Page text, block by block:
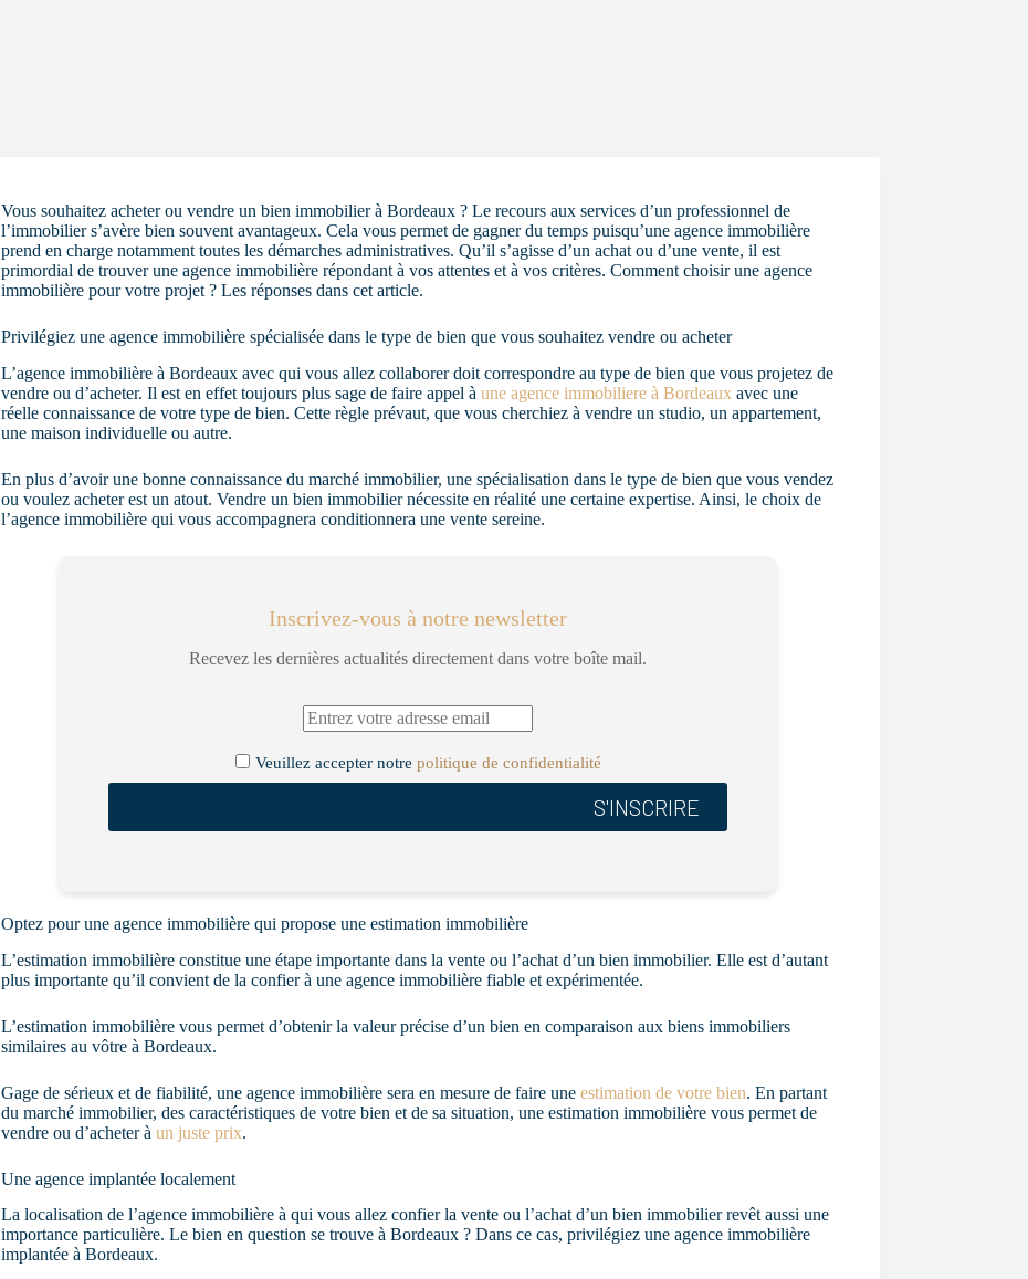
Vous souhaitez acheter ou vendre un bien immobilier à Bordeaux ? Le recours aux services d’un professionnel de
l’immobilier s’avère bien souvent avantageux. Cela vous permet de gagner du temps puisqu’une agence immobilière
prend en charge notamment toutes les démarches administratives. Qu’il s’agisse d’un achat ou d’une vente, il est
primordial de trouver une agence immobilière répondant à vos attentes et à vos critères. Comment choisir une agence
immobilière pour votre projet ? Les réponses dans cet article.
Privilégiez une agence immobilière spécialisée dans le type de bien que vous souhaitez vendre ou acheter
L’agence immobilière à Bordeaux avec qui vous allez collaborer doit correspondre au type de bien que vous projetez de
vendre ou d’acheter. Il est en effet toujours plus sage de faire appel à une agence immobiliere à Bordeaux avec une
réelle connaissance de votre type de bien. Cette règle prévaut, que vous cherchiez à vendre un studio, un appartement,
une maison individuelle ou autre.
En plus d’avoir une bonne connaissance du marché immobilier, une spécialisation dans le type de bien que vous vendez
ou voulez acheter est un atout. Vendre un bien immobilier nécessite en réalité une certaine expertise. Ainsi, le choix de
l’agence immobilière qui vous accompagnera conditionnera une vente sereine.
Inscrivez-vous à notre newsletter
Recevez les dernières actualités directement dans votre boîte mail.
Veuillez accepter notre politique de confidentialité
Optez pour une agence immobilière qui propose une estimation immobilière
L’estimation immobilière constitue une étape importante dans la vente ou l’achat d’un bien immobilier. Elle est d’autant
plus importante qu’il convient de la confier à une agence immobilière fiable et expérimentée.
L’estimation immobilière vous permet d’obtenir la valeur précise d’un bien en comparaison aux biens immobiliers
similaires au vôtre à Bordeaux.
Gage de sérieux et de fiabilité, une agence immobilière sera en mesure de faire une estimation de votre bien. En partant
du marché immobilier, des caractéristiques de votre bien et de sa situation, une estimation immobilière vous permet de
vendre ou d’acheter à un juste prix.
Une agence implantée localement
La localisation de l’agence immobilière à qui vous allez confier la vente ou l’achat d’un bien immobilier revêt aussi une
importance particulière. Le bien en question se trouve à Bordeaux ? Dans ce cas, privilégiez une agence immobilière
implantée à Bordeaux.